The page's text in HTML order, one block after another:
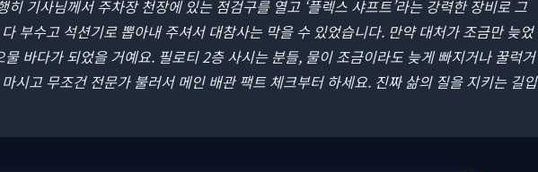
히 기사님께서 주차장 천장에 있는 점검구를 열고 ‘플렉스 샤프트’라는 강력한 장비로 그
부수고 석션기로 뽑아내 주셔서 대참사는 막을 수 있었습니다. 만약 대처가 조금만 늦었
바다가 되었을 거예요. 필로티 2층 사시는 분들, 물이 조금이라도 늦게 빠지거나 꿀럭거
시고 무조건 전문가 불러서 메인 배관 팩트 체크부터 하세요. 진짜 삶의 질을 지키는 길입